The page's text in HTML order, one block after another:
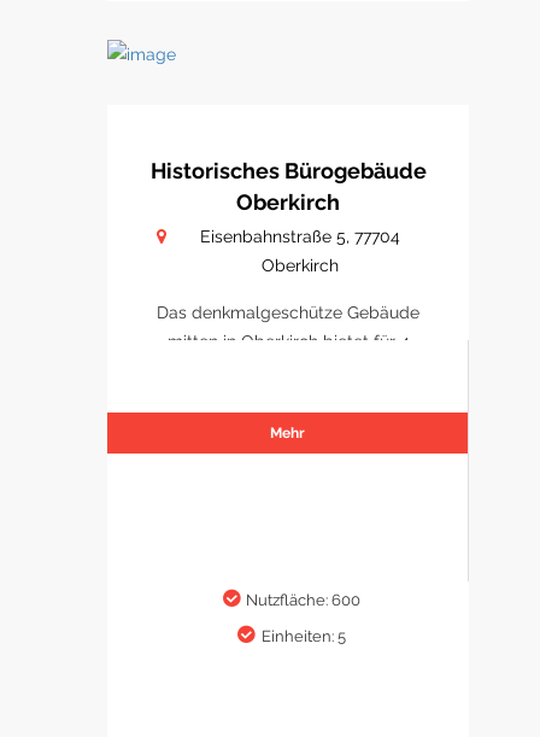
Historisches Bürogebäude
Oberkirch
Eisenbahnstraße 5, 77704
Oberkirch
Das denkmalgeschütze Gebäude
mitten in Oberkirch bietet für 4
Mehr
Nutzfläche: 600
Einheiten: 5